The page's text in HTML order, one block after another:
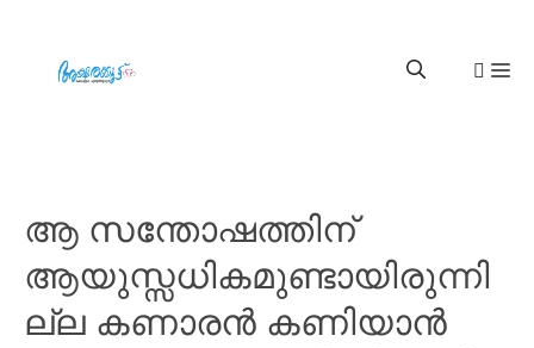
ആ സന്തോഷത്തിന്
ആയുസ്സധികമുണ്ടായിരുന്നി
ല്ല കണാരൻ കണിയാൻ